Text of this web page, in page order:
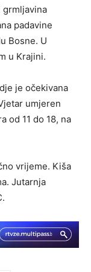
grmljavina
padavine
Bosne. U
u Krajini.
je očekivana
umjeren
od 11 do 18, na
vrijeme. Kiša
Jutarnja